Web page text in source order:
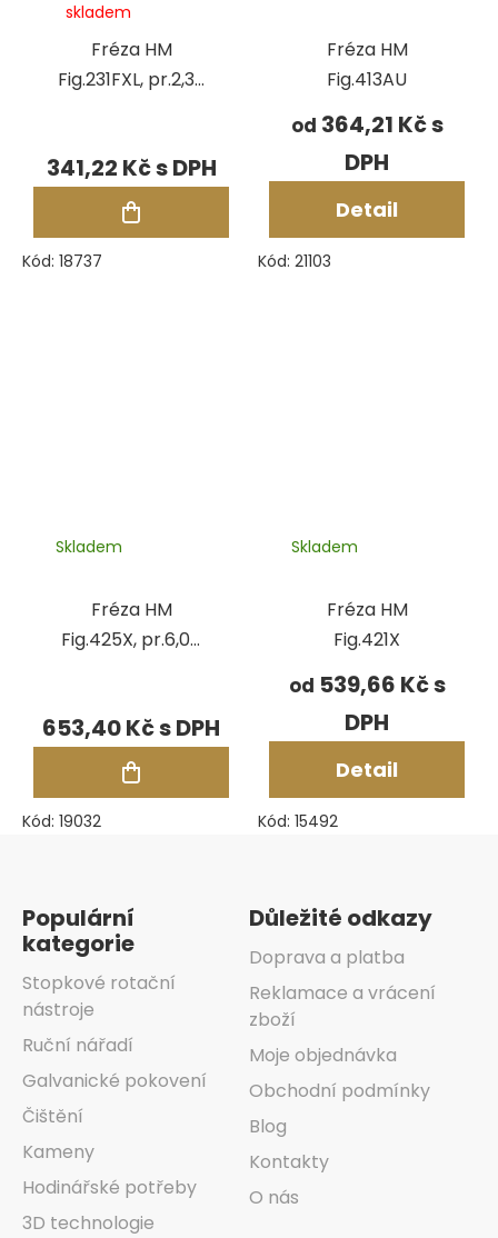
Fréza HM
Fig.231FXL, pr.2,30
skladem
341,22 Kč
Kód: 18737
Fréza HM
Fig.413AU
od 364,21 Kč
Detail
Kód: 21103
Fréza HM
Fig.425X, pr.6,00
Skladem
653,40 Kč
Kód: 19032
Fréza HM
Fig.421X
Skladem
od 539,66 Kč
Detail
Kód: 15492
Populární
kategorie
Stopkové rotační
nástroje
Ruční nářadí
Galvanické pokovení
Čištění
Kameny
Hodinářské potřeby
3D technologie
Důležité odkazy
Doprava a platba
Reklamace a vrácení
zboží
Moje objednávka
Obchodní podmínky
Blog
Kontakty
O nás